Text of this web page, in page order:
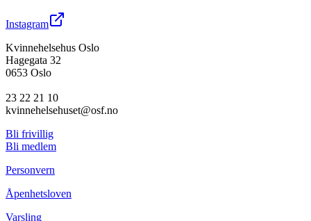
Instagram
Kvinnehelsehus Oslo
Hagegata 32
0653 Oslo
23 22 21 10
kvinnehelsehuset@osf.no
Bli frivillig
Bli medlem
Personvern
Åpenhetsloven
Varsling